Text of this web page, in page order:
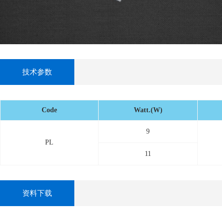
技术参数
Code Watt.(W)
PL
9
11
资料下载